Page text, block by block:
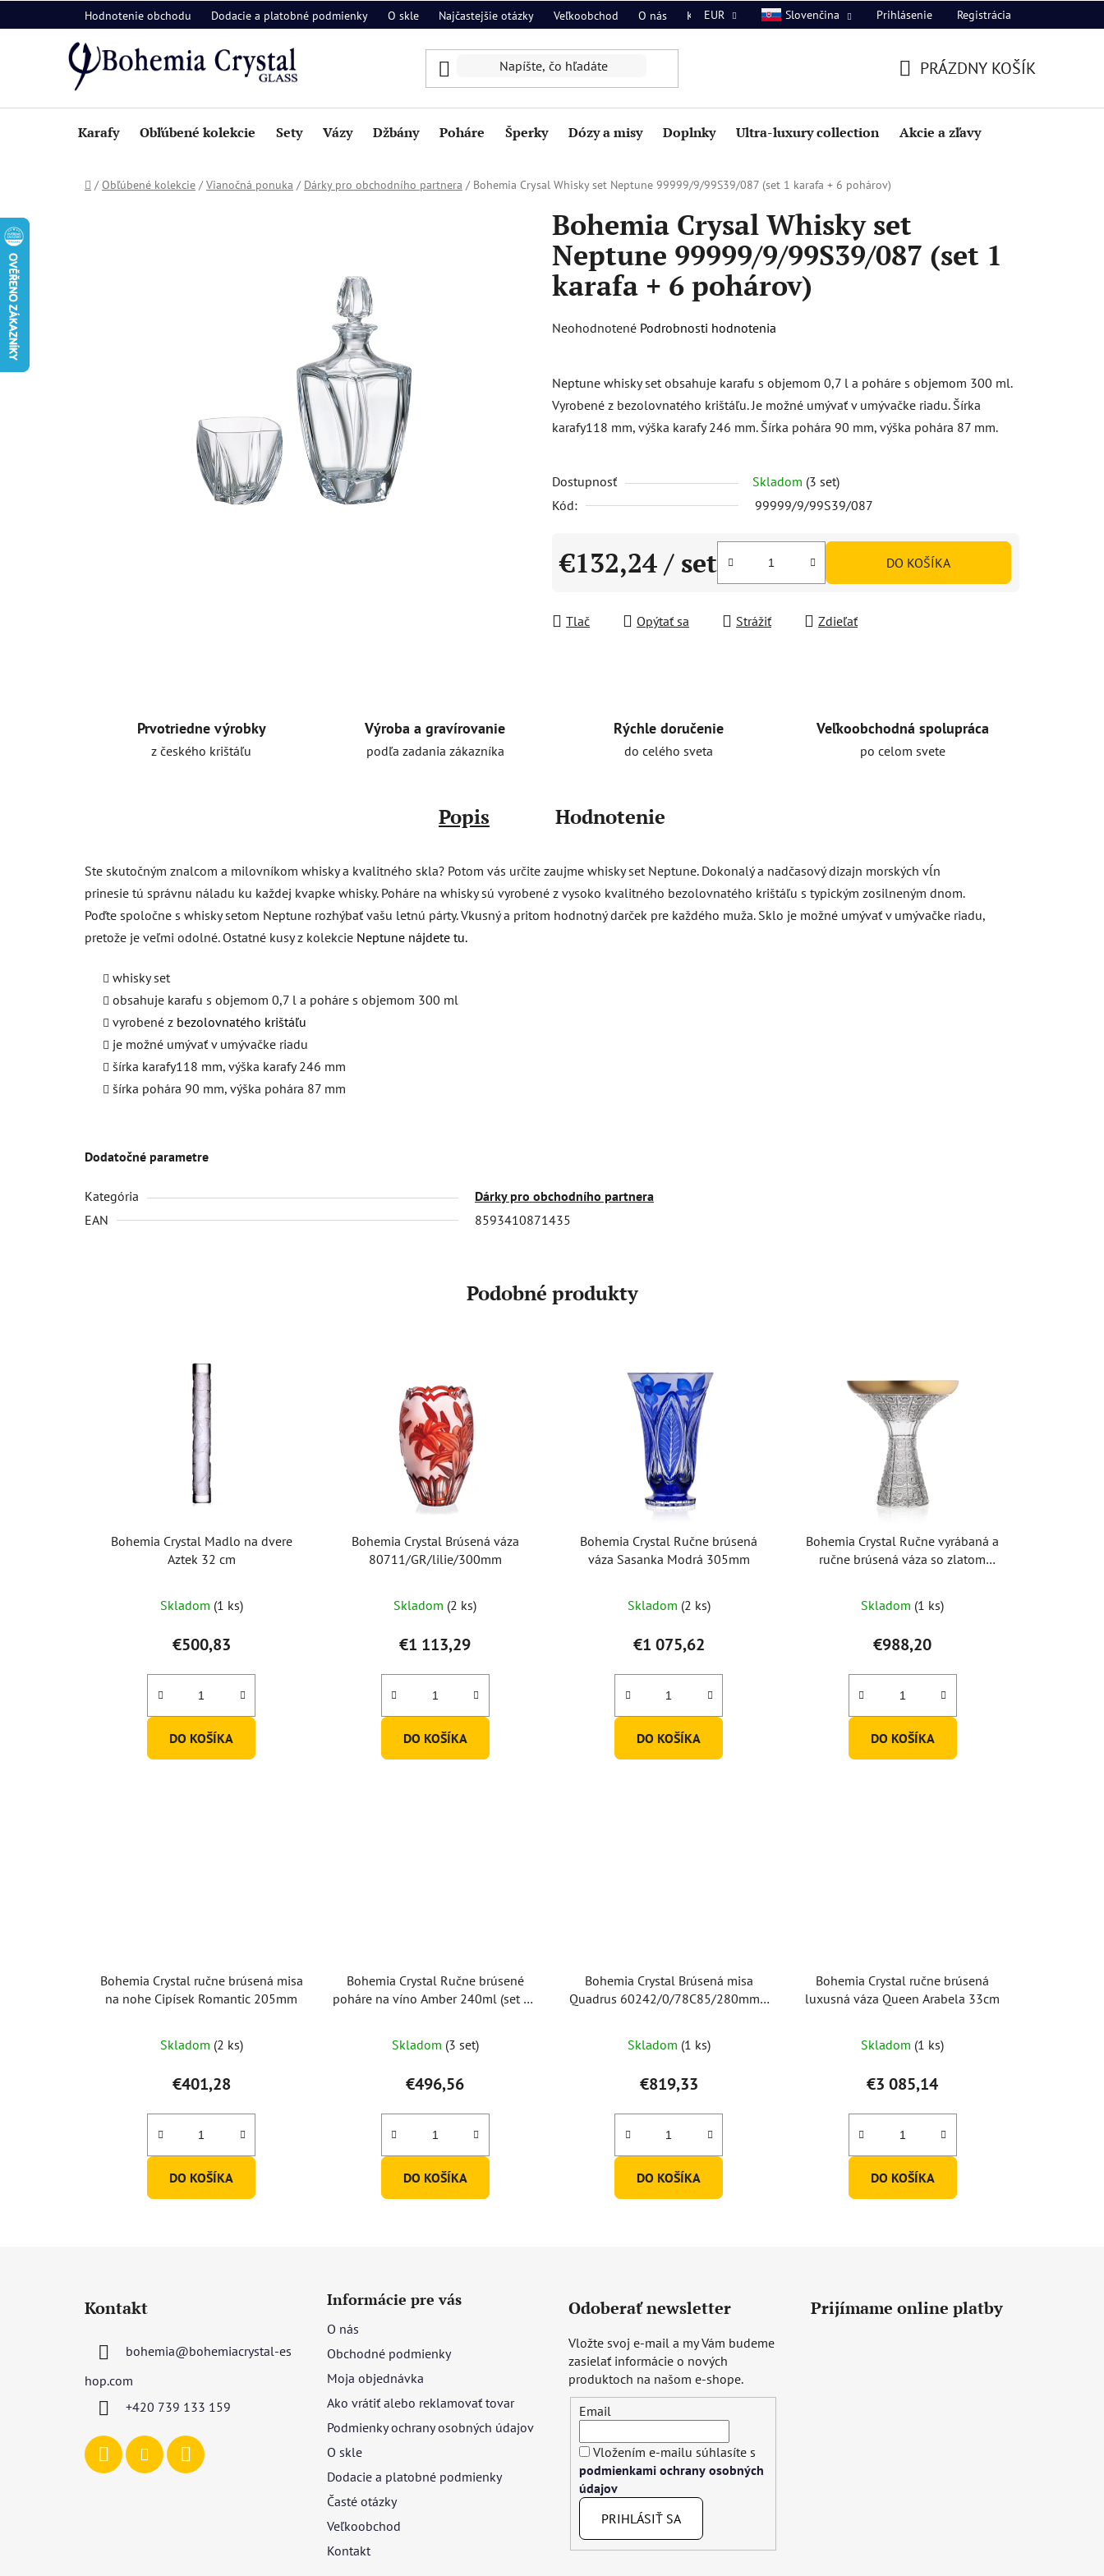
na
Hodnotenie obchodu Dodacie a platobné podmienky O skle Najčastejšie otázky Veľkoobchod O nás Kontakt
EUR Slovenčina Prihlásenie Registrácia
KOŠÍK
PRÁZDNY KOŠÍK
Karafy Obľúbené kolekcie Sety Vázy Džbány Poháre Šperky Dózy a misy Doplnky Ultra-luxury collection Akcie a zľavy
Domov
/ Obľúbené kolekcie / Vianočná ponuka / Dárky pro obchodního partnera / Bohemia Crysal Whisky set Neptune 99999/9/99S39/087 (set 1 karafa + 6 pohárov)
Bohemia Crysal Whisky set
Neptune 99999/9/99S39/087 (set 1
karafa + 6 pohárov)
Priemerné
je
0,0
z
hviezdičiek.
Neohodnotené Podrobnosti hodnotenia
Neptune whisky set obsahuje karafu s objemom 0,7 l a poháre s objemom 300 ml.
Vyrobené z bezolovnatého krištáľu. Je možné umývať v umývačke riadu. Šírka
karafy118 mm, výška karafy 246 mm. Šírka pohára 90 mm, výška pohára 87 mm.
Dostupnosť Skladom (3 set)
Kód:
99999/9/99S39/087
€132,24 / set DO KOŠÍKA
Tlač Opýtať sa Strážiť Zdieľať
Prvotriedne výrobky
z českého krištáľu
Výroba a gravírovanie
podľa zadania zákazníka
Rýchle doručenie
do celého sveta
Veľkoobchodná spolupráca
po celom svete
Popis Hodnotenie
Ste skutočným znalcom a milovníkom whisky a kvalitného skla? Potom vás určite zaujme whisky set Neptune. Dokonalý a nadčasový dizajn morských vĺn
prinesie tú správnu náladu ku každej kvapke whisky. Poháre na whisky sú vyrobené z vysoko kvalitného bezolovnatého krištáľu s typickým zosilneným dnom.
Poďte spoločne s whisky setom Neptune rozhýbať vašu letnú párty. Vkusný a pritom hodnotný darček pre každého muža. Sklo je možné umývať v umývačke riadu,
pretože je veľmi odolné. Ostatné kusy z kolekcie Neptune nájdete tu.
whisky set
obsahuje karafu s objemom 0,7 l a poháre s objemom 300 ml
vyrobené z bezolovnatého krištáľu
je možné umývať v umývačke riadu
šírka karafy118 mm, výška karafy 246 mm
šírka pohára 90 mm, výška pohára 87 mm
Dodatočné parametre
Kategória
Dárky pro obchodního partnera
EAN
8593410871435
Podobné produkty
Bohemia Crystal Madlo na dvere
Aztek 32 cm
Skladom (1 ks)
€500,83
DO KOŠÍKA
Bohemia Crystal Brúsená váza
80711/GR/lilie/300mm
Skladom (2 ks)
€1 113,29
DO KOŠÍKA
Bohemia Crystal Ručne brúsená
váza Sasanka Modrá 305mm
Skladom (2 ks)
€1 075,62
DO KOŠÍKA
Bohemia Crystal Ručne vyrábaná a
ručne brúsená váza so zlatom
Skladom (1 ks)
€988,20
DO KOŠÍKA
Bohemia Crystal ručne brúsená misa
na nohe Cipísek Romantic 205mm
Skladom (2 ks)
€401,28
DO KOŠÍKA
Bohemia Crystal Ručne brúsené
poháre na víno Amber 240ml (set po
Skladom (3 set)
€496,56
DO KOŠÍKA
Bohemia Crystal Brúsená misa
Quadrus 60242/0/78C85/280mm -
Skladom (1 ks)
€819,33
DO KOŠÍKA
Bohemia Crystal ručne brúsená
luxusná váza Queen Arabela 33cm
Skladom (1 ks)
€3 085,14
DO KOŠÍKA
Kontakt
bohemia@bohemiacrystal-es
hop.com
+420 739 133 159
Informácie pre vás
O nás
Obchodné podmienky
Moja objednávka
Ako vrátiť alebo reklamovať tovar
Podmienky ochrany osobných údajov
O skle
Dodacie a platobné podmienky
Časté otázky
Veľkoobchod
Kontakt
Odoberať newsletter
Vložte svoj e-mail a my Vám budeme
zasielať informácie o nových
produktoch na našom e-shope.
Email
Vložením e-mailu súhlasíte s
podmienkami ochrany osobných
údajov
PRIHLÁSIŤ SA
Prijímame online platby